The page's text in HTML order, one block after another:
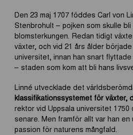
Den 23 maj 1707 föddes Carl von
Stenbrohult – pojken som skulle bli
blomsterkungen. Redan tidigt
växter, och vid 21 års ålder
universitet, innan han snart flyttade
– staden som kom att bli hans
Linné utvecklade det
klassifikationssystemet för växter,
rektor vid Uppsala universitet
senare. Men framför allt var han
passion för naturens mångfald.